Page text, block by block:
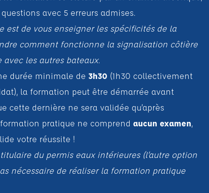
avec 5 erreurs admises.
est de vous enseigner les spécificités de la
comment fonctionne la signalisation côtière
avec les autres bateaux.
durée minimale de 3h30 (1h30 collectivement
la formation peut être démarrée avant
cette dernière ne sera validée qu’après
formation pratique ne comprend aucun examen,
votre réussite !
du permis eaux intérieures (l’autre option
nécessaire de réaliser la formation pratique